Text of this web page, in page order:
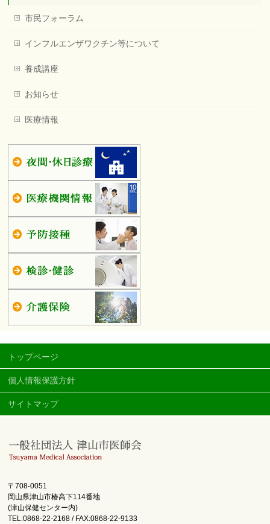
市民フォーラム
インフルエンザワクチン等について
養成講座
お知らせ
医療情報
トップページ
個人情報保護方針
サイトマップ
〒708-0051
岡山県津山市椿高下114番地
(津山保健センター内)
TEL:0868-22-2168 / FAX:0868-22-9133